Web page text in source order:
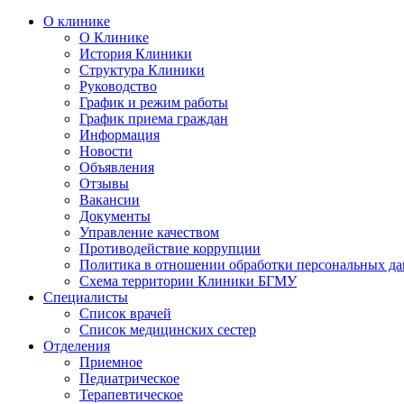
О клинике
О Клинике
История Клиники
Структура Клиники
Руководство
График и режим работы
График приема граждан
Информация
Новости
Объявления
Отзывы
Вакансии
Документы
Управление качеством
Противодействие коррупции
Политика в отношении обработки персональных
Схема территории Клиники БГМУ
Специалисты
Список врачей
Список медицинских сестер
Отделения
Приемное
Педиатрическое
Терапевтическое